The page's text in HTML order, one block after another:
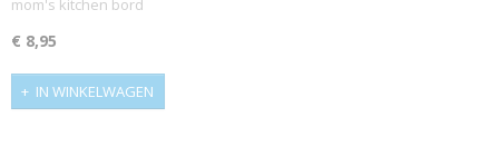
mom's kitchen bord
€ 8,95
IN WINKELWAGEN